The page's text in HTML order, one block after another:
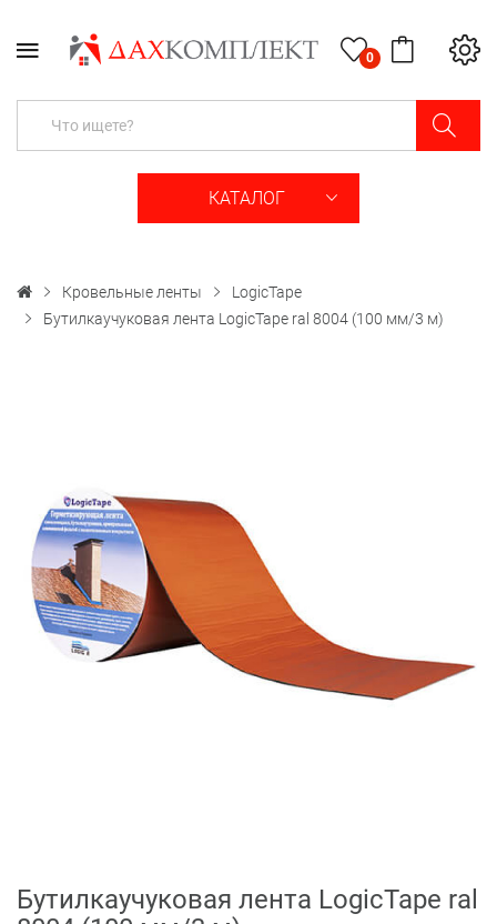
0
КАТАЛОГ
Кровельные ленты
LogicTape
Бутилкаучуковая лента LogicTape ral 8004 (100 мм/3 м)
Бутилкаучуковая лента LogicTape ral